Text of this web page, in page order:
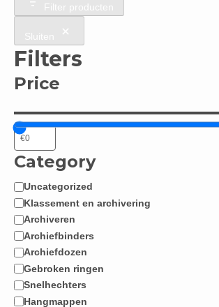
Filter producten
Sluiten
Filters
Price
Category
Categorie
Uncategorized
Klassement en archivering
Archiveren
Archiefbinders
Archiefdozen
Gebroken ringen
Snelhechters
Hangmappen